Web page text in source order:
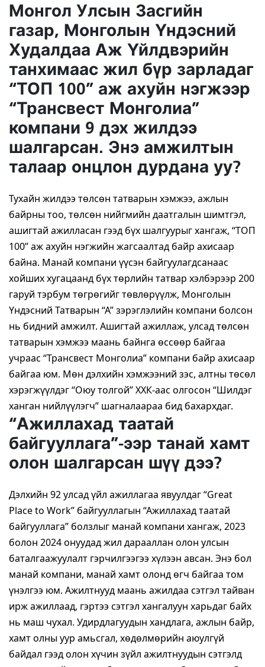
Монгол Улсын Засгийн
газар, Монголын Үндэсний
Худалдаа Аж Үйлдвэрийн
танхимаас жил бүр зарладаг
“ТОП 100” аж ахуйн нэгжээр
“Трансвест Монголиа”
компани 9 дэх жилдээ
шалгарсан. Энэ амжилтын
талаар онцлон дурдана уу?
Тухайн жилдээ төлсөн татварын хэмжээ, ажлын
байрны тоо, төлсөн нийгмийн даатгалын шимтгэл,
ашигтай ажилласан гээд бүх шалгуурыг хангаж, “ТОП
100” аж ахуйн нэгжийн жагсаалтад байр ахисаар
байна. Манай компани үүсэн байгуулагдсанаас
хойших хугацаанд бүх төрлийн татвар хэлбэрээр 200
гаруй тэрбум төгрөгийг төвлөрүүлж, Монголын
Үндэсний Татварын “А” зэрэглэлийн компани болсон
нь бидний амжилт. Ашигтай ажиллаж, улсад төлсөн
татварын хэмжээ маань байнга өссөөр байгаа
учраас “Трансвест Монголиа” компани байр ахисаар
байгаа юм. Мөн дэлхийн хэмжээний зэс, алтны төсөл
хэрэгжүүлдэг “Оюу толгой” ХХК-аас олгосон “Шилдэг
ханган нийлүүлэгч” шагналаараа бид бахархдаг.
“Ажиллахад таатай
байгууллага”-ээр танай хамт
олон шалгарсан шүү дээ?
Дэлхийн 92 улсад үйл ажиллагаа явуулдаг “Great
Place to Work” байгууллагын “Ажиллахад таатай
байгууллага” болзлыг манай компани хангаж, 2023
болон 2024 онуудад жил дарааллан олон улсын
баталгаажуулалт гэрчилгээгээ хүлээн авсан. Энэ бол
манай компани, манай хамт олонд өгч байгаа том
үнэлгээ юм. Ажилтнууд маань ажилдаа сэтгэл тайван
ирж ажиллаад, гэртээ сэтгэл хангалуун харьдаг байх
нь маш чухал. Удирдлагуудын хандлага, ажлын байр,
хамт олны уур амьсгал, хөдөлмөрийн аюулгүй
байдал гээд олон хүчин зүйл ажилтнуудын сэтгэлд